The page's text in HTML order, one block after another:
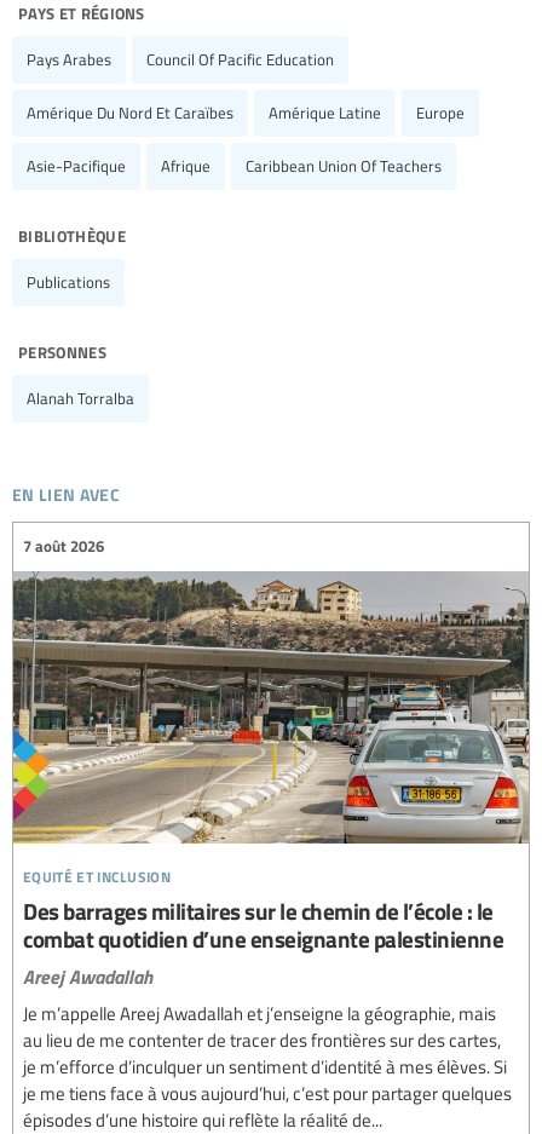
pays et régions
Pays Arabes Council Of Pacific Education
Amérique Du Nord Et Caraïbes Amérique Latine Europe
Asie-Pacifique Afrique Caribbean Union Of Teachers
bibliothèque
Publications
personnes
Alanah Torralba
en lien avec
equité et inclusion
7 août 2026
Des barrages militaires sur le chemin de l’école : le
combat quotidien d’une enseignante palestinienne
Areej Awadallah
Je m’appelle Areej Awadallah et j’enseigne la géographie, mais
au lieu de me contenter de tracer des frontières sur des cartes,
je m’efforce d’inculquer un sentiment d’identité à mes élèves. Si
je me tiens face à vous aujourd’hui, c’est pour partager quelques
épisodes d’une histoire qui reflète la réalité de...